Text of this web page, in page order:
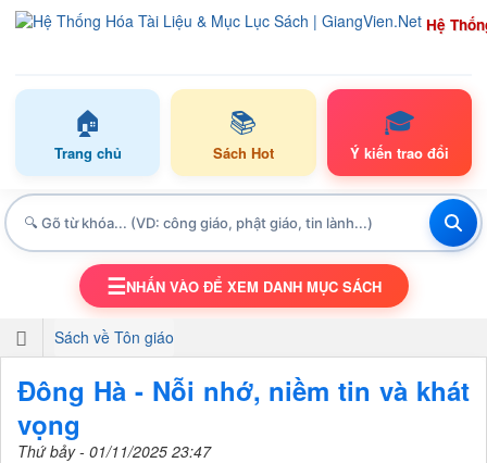
Hệ
🏠
Trang chủ
📚
Sách Hot
🎓
Ý kiến trao đổi
TOGGLE NAVIGATION
☰NHẤN VÀO ĐỂ XEM DANH MỤC SÁCH
Sách về Tôn giáo
Đông Hà - Nỗi nhớ, niềm tin và khát
vọng
Thứ bảy - 01/11/2025 23:47